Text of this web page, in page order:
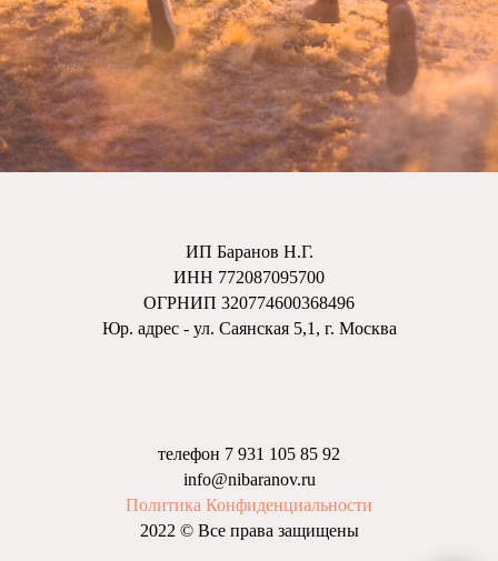
ИП Баранов Н.Г.
ИНН 772087095700
ОГРНИП 320774600368496
Юр. адрес - ул. Саянская 5,1, г. Москва
телефон 7 931 105 85 92
info@nibaranov.ru
Политика Конфиденциальности
2022 © Все права защищены